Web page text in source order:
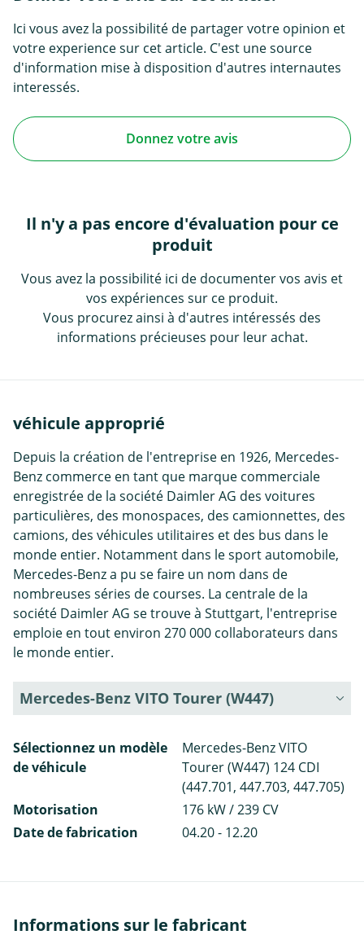
Ici vous avez la possibilité de partager votre opinion et
votre experience sur cet article. C'est une source
d'information mise à disposition d'autres internautes
interessés.
Donnez votre avis
Il n'y a pas encore d'évaluation pour ce
produit
Vous avez la possibilité ici de documenter vos avis et
vos expériences sur ce produit.
Vous procurez ainsi à d'autres intéressés des
informations précieuses pour leur achat.
véhicule approprié
Depuis la création de l'entreprise en 1926, Mercedes-
Benz commerce en tant que marque commerciale
enregistrée de la société Daimler AG des voitures
particulières, des monospaces, des camionnettes, des
camions, des véhicules utilitaires et des bus dans le
monde entier. Notamment dans le sport automobile,
Mercedes-Benz a pu se faire un nom dans de
nombreuses séries de courses. La centrale de la
société Daimler AG se trouve à Stuttgart, l'entreprise
emploie en tout environ 270 000 collaborateurs dans
le monde entier.
Mercedes-Benz VITO Tourer (W447)
Sélectionnez un modèle
de véhicule
Mercedes-Benz VITO
Tourer (W447) 124 CDI
(447.701, 447.703, 447.705)
Motorisation
176 kW / 239 CV
Date de fabrication
04.20 - 12.20
Informations sur le fabricant